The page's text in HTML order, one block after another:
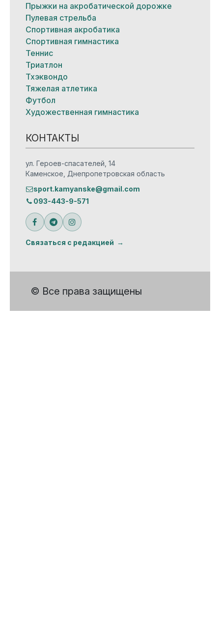
Прыжки на акробатической дорожке
Пулевая стрельба
Спортивная акробатика
Спортивная гимнастика
Теннис
Триатлон
Тхэквондо
Тяжелая атлетика
Футбол
Художественная гимнастика
КОНТАКТЫ
ул. Героев-спасателей, 14
Каменское, Днепропетровская область
sport.kamyanske@gmail.com
093-443-9-571
Связаться с редакцией
© Все права защищены